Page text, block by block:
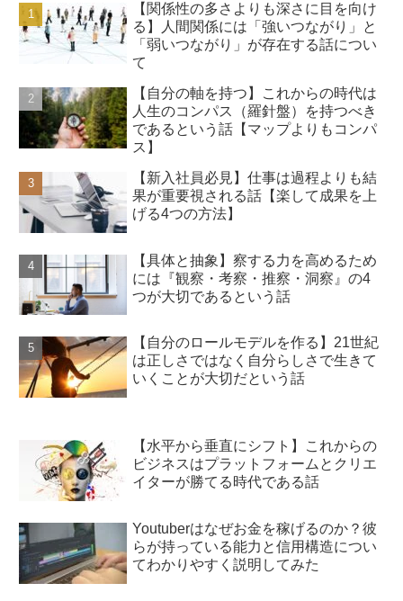
【関係性の多さよりも深さに目を向け
る】人間関係には「強いつながり」と
「弱いつながり」が存在する話につい
て
【自分の軸を持つ】これからの時代は
人生のコンパス（羅針盤）を持つべき
であるという話【マップよりもコンパ
ス】
【新入社員必見】仕事は過程よりも結
果が重要視される話【楽して成果を上
げる4つの方法】
【具体と抽象】察する力を高めるため
には『観察・考察・推察・洞察』の4
つが大切であるという話
【自分のロールモデルを作る】21世紀
は正しさではなく自分らしさで生きて
いくことが大切だという話
【水平から垂直にシフト】これからの
ビジネスはプラットフォームとクリエ
イターが勝てる時代である話
Youtuberはなぜお金を稼げるのか？彼
らが持っている能力と信用構造につい
てわかりやすく説明してみた